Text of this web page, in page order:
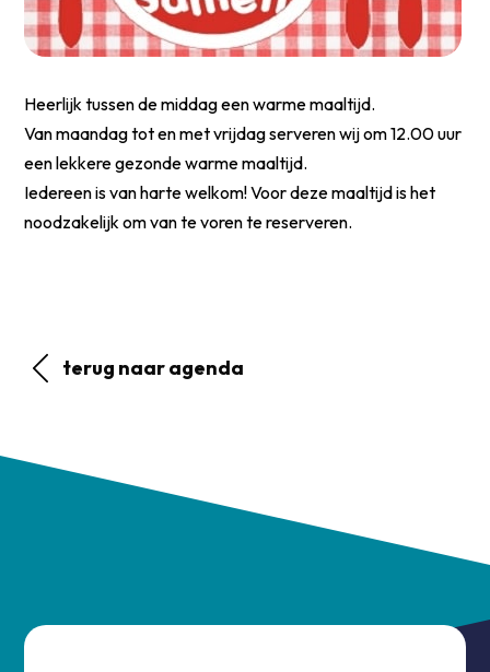
Heerlijk tussen de middag een warme maaltijd.
Van maandag tot en met vrijdag serveren wij om 12.00 uur
een lekkere gezonde warme maaltijd.
Iedereen is van harte welkom! Voor deze maaltijd is het
noodzakelijk om van te voren te reserveren.
terug naar agenda